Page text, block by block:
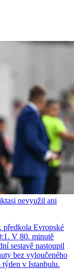
nevyužil ani
předkola Evropské
V 80. minutě
sestavě nastoupil
bez vyloučeného
týden v Istanbulu.